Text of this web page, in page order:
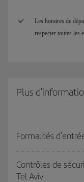
Les horaires de
respecter toutes les
Plus
Formalités
Contrôles de
Tel Aviv